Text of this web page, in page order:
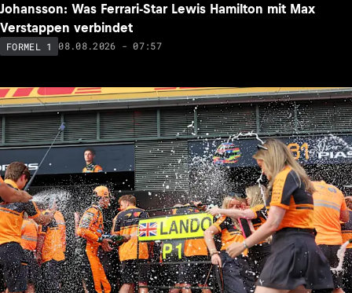
Johansson: Was Ferrari-Star Lewis Hamilton mit Max
Verstappen verbindet
FORMEL 1 08.08.2026 - 07:57